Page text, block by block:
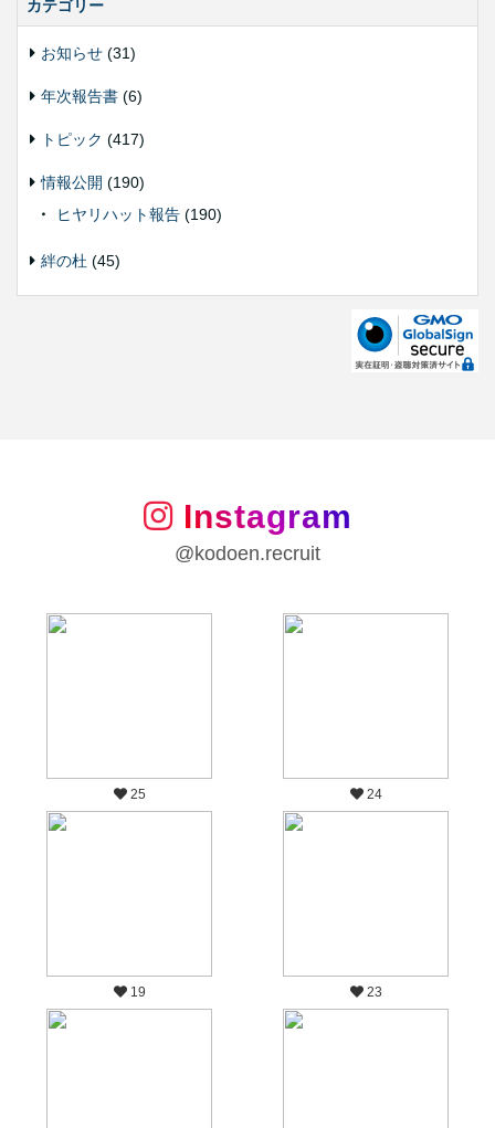
カテゴリー
お知らせ (31)
年次報告書 (6)
トピック (417)
情報公開 (190)
ヒヤリハット報告 (190)
絆の杜 (45)
Instagram
@kodoen.recruit
25 24
19 23